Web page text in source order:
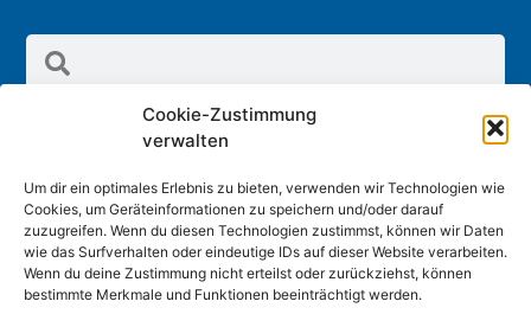
Cookie-Zustimmung
verwalten
Um dir ein optimales Erlebnis zu bieten, verwenden wir Technologien wie
Cookies, um Geräteinformationen zu speichern und/oder darauf
zuzugreifen. Wenn du diesen Technologien zustimmst, können wir Daten
wie das Surfverhalten oder eindeutige IDs auf dieser Website verarbeiten.
Wenn du deine Zustimmung nicht erteilst oder zurückziehst, können
bestimmte Merkmale und Funktionen beeinträchtigt werden.
Radland GmbH
Schreinergasse 2/1 Stock, 3100 St. Pölten
office@radland.at